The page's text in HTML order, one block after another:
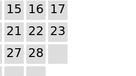
15 16 17
21 22 23
27 28